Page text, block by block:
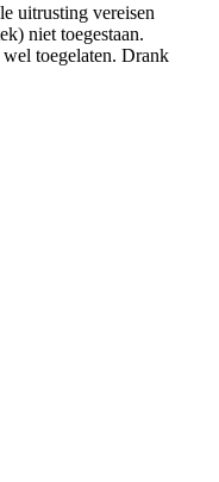
uitrusting vereisen
niet toegestaan.
wel toegelaten. Drank